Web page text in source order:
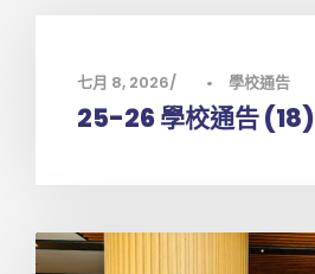
七月 8, 2026 • 學校通告
25-26 學校通告 (18)